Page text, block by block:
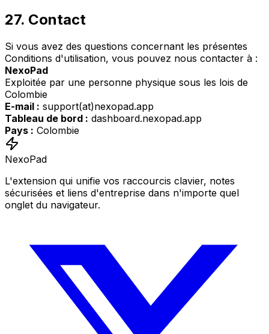
27. Contact
Si vous avez des questions concernant les présentes
Conditions d'utilisation, vous pouvez nous contacter à :
NexoPad
Exploitée par une personne physique sous les lois de
Colombie
E-mail : support(at)nexopad.app
Tableau de bord : dashboard.nexopad.app
Pays : Colombie
NexoPad
L'extension qui unifie vos raccourcis clavier, notes
sécurisées et liens d'entreprise dans n'importe quel
onglet du navigateur.